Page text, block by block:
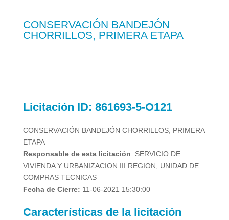
CONSERVACIÓN BANDEJÓN
CHORRILLOS, PRIMERA ETAPA
Licitación ID: 861693-5-O121
CONSERVACIÓN BANDEJÓN CHORRILLOS, PRIMERA
ETAPA
Responsable de esta licitación: SERVICIO DE
VIVIENDA Y URBANIZACION III REGION, UNIDAD DE
COMPRAS TECNICAS
Fecha de Cierre: 11-06-2021 15:30:00
Características de la licitación